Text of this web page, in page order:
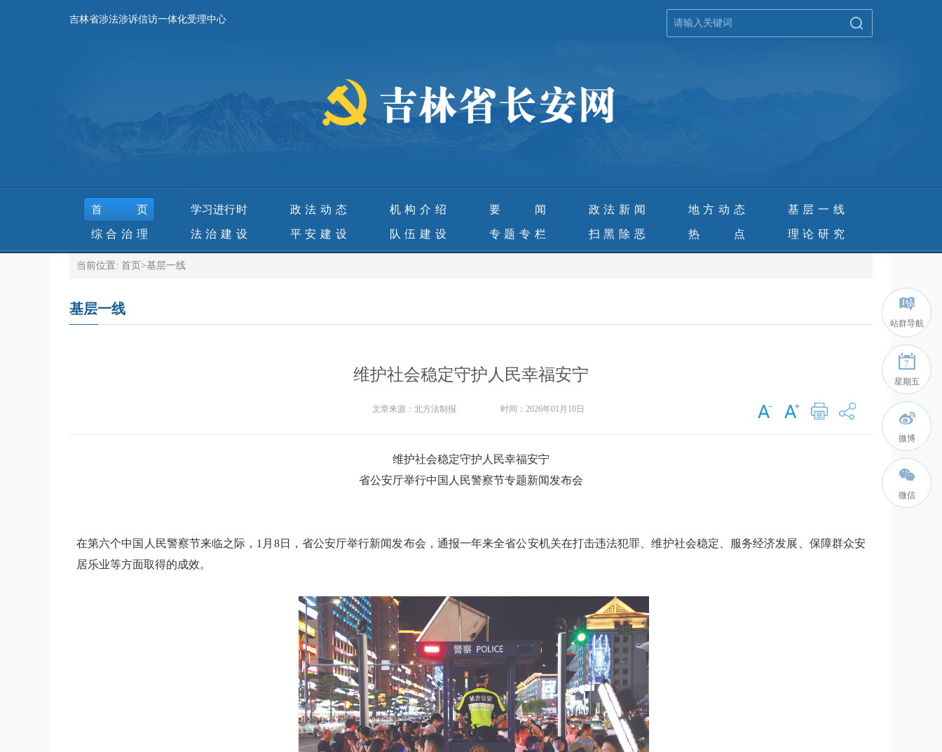
吉林省涉法涉诉信访一体化受理中心
首页 学习进行时 政法动态 机构介绍 要 闻 政法新闻 地方动态 基层一线
综合治理 法治建设 平安建设 队伍建设 专题专栏 扫黑除恶 热 点 理论研究
当前位置: 首页 >基层一线
基层一线
维护社会稳定守护人民幸福安宁
文章来源： 北方法制报 时间： 2026年01月10日
维护社会稳定守护人民幸福安宁
省公安厅举行中国人民警察节专题新闻发布会
在第六个中国人民警察节来临之际，1月8日，省公安厅举行新闻发布会，通报一年来全省公安机关在打击违法犯罪、维护社会稳定、服务经济发展、保障群众安
居乐业等方面取得的成效。
站群导航
7
星期五
微博
微信